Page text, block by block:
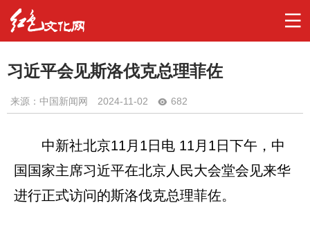
习近平会见斯洛伐克总理菲佐
来源：中国新闻网 2024-11-02 682
中新社北京11月1日电 11月1日下午，中
国国家主席习近平在北京人民大会堂会见来华
进行正式访问的斯洛伐克总理菲佐。